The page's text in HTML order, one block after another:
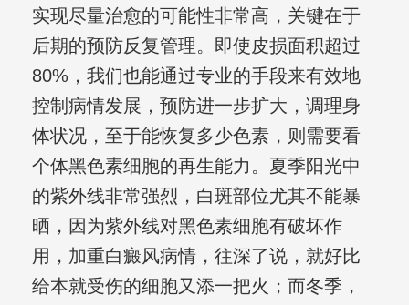
实现尽量治愈的可能性非常高，关键在于
后期的预防反复管理。即使皮损面积超过
80%，我们也能通过专业的手段来有效地
控制病情发展，预防进一步扩大，调理身
体状况，至于能恢复多少色素，则需要看
个体黑色素细胞的再生能力。夏季阳光中
的紫外线非常强烈，白斑部位尤其不能暴
晒，因为紫外线对黑色素细胞有破坏作
用，加重白癜风病情，往深了说，就好比
给本就受伤的细胞又添一把火；而冬季，